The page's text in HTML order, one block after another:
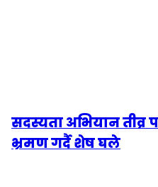
सदस्यता अभियान तीव्र
भ्रमण गर्दै शेष घले